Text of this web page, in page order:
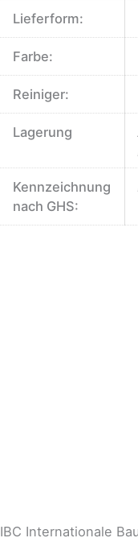
Lieferform:
Farbe:
Reiniger:
Lagerung
Kennzeichnung
nach GHS:
IBC Internationale